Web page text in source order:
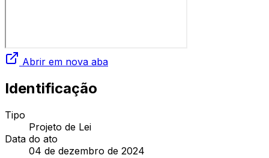
Abrir em nova aba
Identificação
Tipo
Projeto de Lei
Data do ato
04 de dezembro de 2024